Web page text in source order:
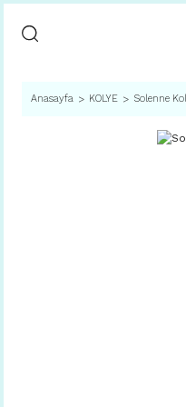
Anasayfa KOLYE Solenne